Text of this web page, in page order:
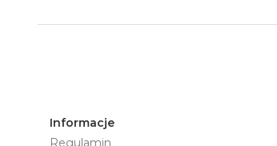
Informacje
Regulamin